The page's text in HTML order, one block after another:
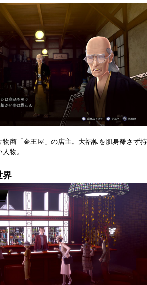
商「金王屋」の店主。大福帳を肌身離さず持
物。
界